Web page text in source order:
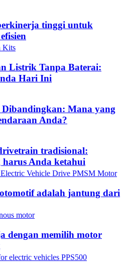
tinggi untuk
Listrik Tanpa Baterai:
Hari Ini
Mana yang
Anda?
tradisional:
harus Anda ketahui
adalah jantung dari
dengan memilih motor